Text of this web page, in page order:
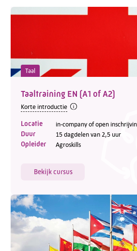
Taal
Taaltraining EN (A1 of A2)
Korte introductie
Locatie in-company of open
Duur 15 dagdelen van 2,5 uur
Opleider Agroskills
Bekijk cursus